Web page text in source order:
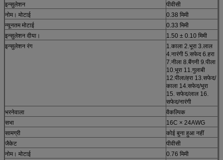
इन्सुलेशन
पीवीसी
नोम। मोटाई
0.38 मिमी
न्यूनतम मोटाई
0.33 मिमी
इन्सुलेशन दीया।
1.50 ± 0.10 मिमी
इन्सुलेशन रंग
1.काला 2.भूरा 3.लाल
4.नारंगी 5.सफेद 6.हरा
7.नीला 8.बैंगनी 9.पीला
10.भूरा 11.गुलाबी
12.पीला/हरा 13.सफेद/
काला 14.सफेद/भूरा
15. सफेद/लाल 16.
सफेद/नारंगी
भरनेवाला
वैकल्पिक
सभा
16C × 24AWG
सामग्री
कोई बुना हुआ नहीं
जैकेट
पीवीसी
नोम। मोटाई
0.76 मिमी